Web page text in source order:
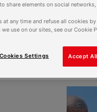
share elements on social
at any time and refuse all cookies
use on our sites, see our Cookie
Accept
Cookies Settings